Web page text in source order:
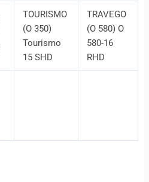
TOURISMO
(O 350)
Tourismo
15 SHD
TRAVEGO
(O 580) O
580-16
RHD